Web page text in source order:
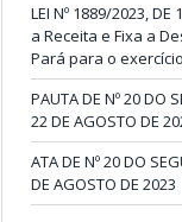
LEI Nº 1889/2023, DE
a Receita e Fixa a
Pará para o
PAUTA DE Nº 20 DO
22 DE AGOSTO DE
ATA DE Nº 20 DO
DE AGOSTO DE 2023